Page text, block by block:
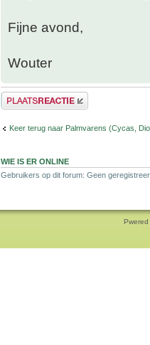
Fijne avond,
Wouter
Plaats een reactie
Keer terug naar Palmvarens (Cycas,
WIE IS ER ONLINE
Gebruikers op dit forum: Geen